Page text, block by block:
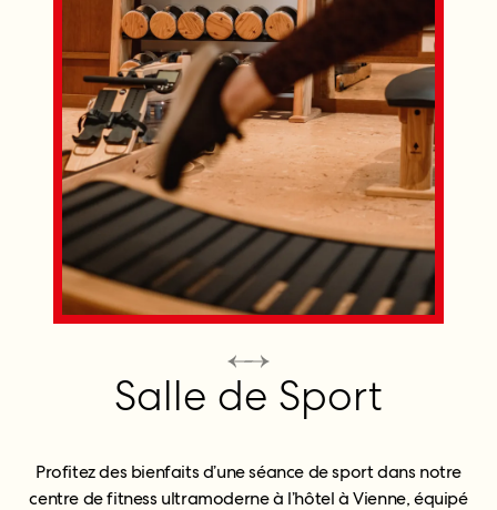
Salle de Sport
Profitez des bienfaits d’une séance de sport dans notre
centre de fitness ultramoderne à l’hôtel à Vienne, équipé